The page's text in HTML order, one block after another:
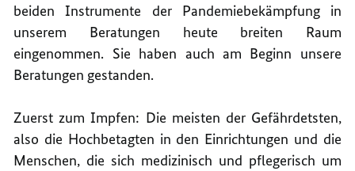
beiden Instrumente der Pandemiebekämpfung in
unserem Beratungen heute breiten Raum
eingenommen. Sie haben auch am Beginn unsere
Beratungen gestanden.
Zuerst zum Impfen: Die meisten der Gefährdetsten,
also die Hochbetagten in den Einrichtungen und die
Menschen, die sich medizinisch und pflegerisch um